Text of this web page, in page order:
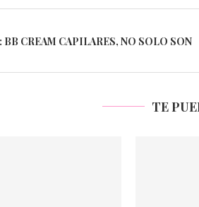
CREAM CAPILARES, NO SOLO SON
TE